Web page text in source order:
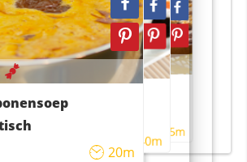
45m
20m
rijstsalade
40m
4 55m